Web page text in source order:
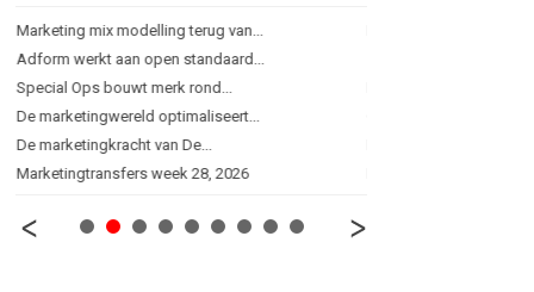
Marketing mix modelling terug van...
Adform werkt aan open standaard...
Special Ops bouwt merk rond...
De marketingwereld optimaliseert...
De marketingkracht van De...
Marketingtransfers week 28, 2026